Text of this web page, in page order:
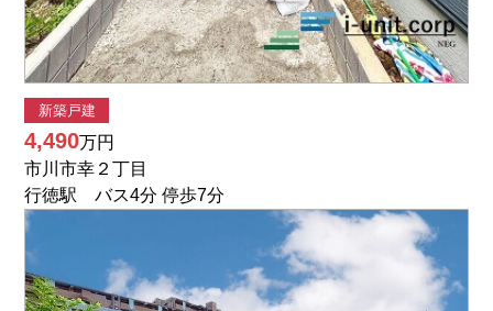
新築戸建
4,490万円
市川市幸２丁目
行徳駅 バス4分 停歩7分